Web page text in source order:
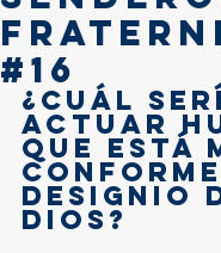
#16
¿Cuál
actuar
que está
designio
Dios?